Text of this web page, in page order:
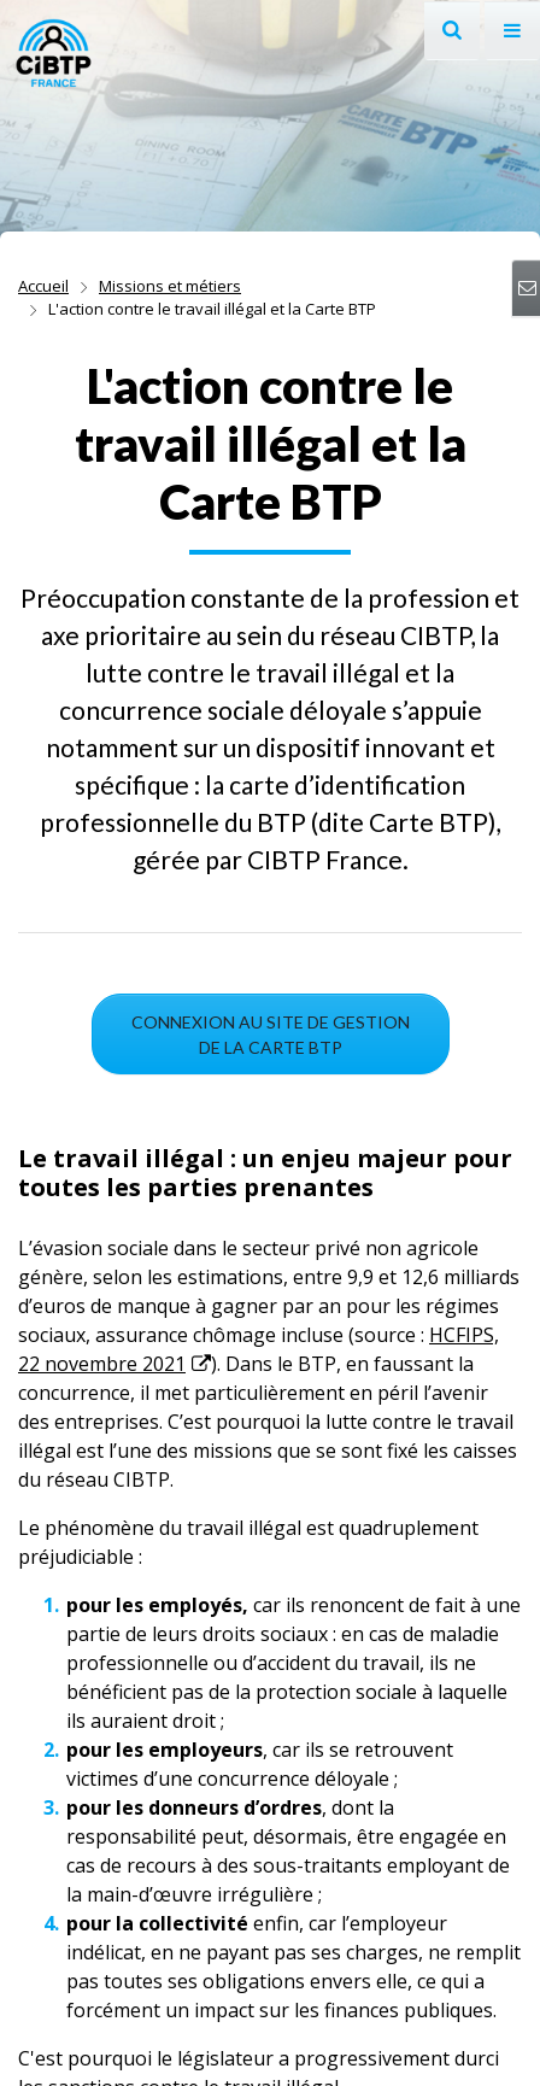
Aller au contenu
Aller à la recherche
Aller à la navigation
Accueil
Missions et métiers
L'action contre le travail illégal et la Carte BTP
L'action contre le
travail illégal et la
Carte BTP
Préoccupation constante de la profession et
axe prioritaire au sein du réseau CIBTP, la
lutte contre le travail illégal et la
concurrence sociale déloyale s’appuie
notamment sur un dispositif innovant et
spécifique : la carte d’identification
professionnelle du BTP (dite Carte BTP),
gérée par CIBTP France.
CONNEXION AU SITE DE GESTION
DE LA CARTE BTP
Le travail illégal : un enjeu majeur pour
toutes les parties prenantes
L’évasion sociale dans le secteur privé non agricole
génère, selon les estimations, entre 9,9 et 12,6 milliards
d’euros de manque à gagner par an pour les régimes
sociaux, assurance chômage incluse (source : HCFIPS,
22 novembre 2021
). Dans le BTP, en faussant la
concurrence, il met particulièrement en péril l’avenir
des entreprises. C’est pourquoi la lutte contre le travail
illégal est l’une des missions que se sont fixé les caisses
du réseau CIBTP.
Le phénomène du travail illégal est quadruplement
préjudiciable :
pour les employés, car ils renoncent de fait à une
partie de leurs droits sociaux : en cas de maladie
professionnelle ou d’accident du travail, ils ne
bénéficient pas de la protection sociale à laquelle
ils auraient droit ;
pour les employeurs, car ils se retrouvent
victimes d’une concurrence déloyale ;
pour les donneurs d’ordres, dont la
responsabilité peut, désormais, être engagée en
cas de recours à des sous-traitants employant de
la main-d’œuvre irrégulière ;
pour la collectivité enfin, car l’employeur
indélicat, en ne payant pas ses charges, ne remplit
pas toutes ses obligations envers elle, ce qui a
forcément un impact sur les finances publiques.
C'est pourquoi le législateur a progressivement durci